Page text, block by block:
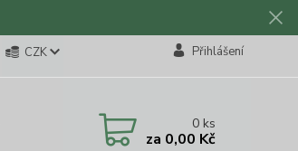
CZK Přihlášení
0ks
za 0,00 Kč